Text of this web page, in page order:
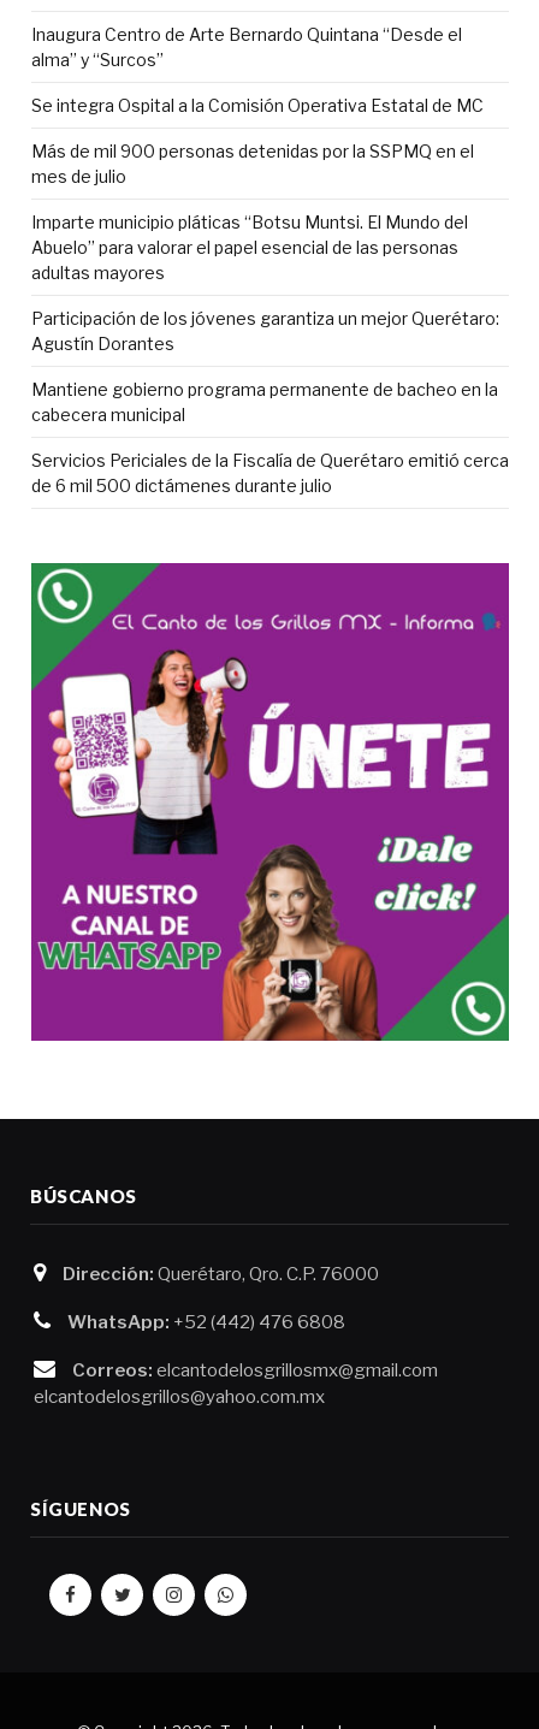
Inaugura Centro de Arte Bernardo Quintana “Desde el
alma” y “Surcos”
Se integra Ospital a la Comisión Operativa Estatal de MC
Más de mil 900 personas detenidas por la SSPMQ en el
mes de julio
Imparte municipio pláticas “Botsu Muntsi. El Mundo del
Abuelo” para valorar el papel esencial de las personas
adultas mayores
Participación de los jóvenes garantiza un mejor Querétaro:
Agustín Dorantes
Mantiene gobierno programa permanente de bacheo en la
cabecera municipal
Servicios Periciales de la Fiscalía de Querétaro emitió cerca
de 6 mil 500 dictámenes durante julio
BÚSCANOS
Dirección: Querétaro, Qro. C.P. 76000
WhatsApp: +52 (442) 476 6808
Correos: elcantodelosgrillosmx@gmail.com
elcantodelosgrillos@yahoo.com.mx
SÍGUENOS